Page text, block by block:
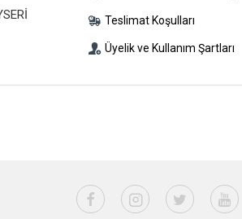
Teslimat Koşulları
Üyelik ve Kullanım Şartları